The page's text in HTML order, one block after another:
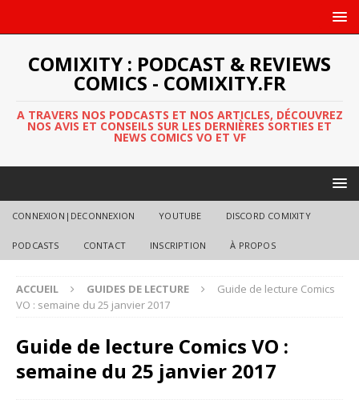
COMIXITY : PODCAST & REVIEWS
COMICS - COMIXITY.FR
A TRAVERS NOS PODCASTS ET NOS ARTICLES, DÉCOUVREZ
NOS AVIS ET CONSEILS SUR LES DERNIÈRES SORTIES ET
NEWS COMICS VO ET VF
CONNEXION|DECONNEXION YOUTUBE DISCORD COMIXITY
PODCASTS CONTACT INSCRIPTION À PROPOS
ACCUEIL GUIDES DE LECTURE
Guide de lecture Comics
VO : semaine du 25 janvier 2017
Guide de lecture Comics VO :
semaine du 25 janvier 2017